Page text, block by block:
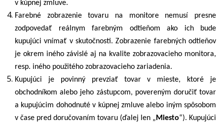
v kúpnej zmluve.
Farebné zobrazenie tovaru na monitore nemusí presne
zodpovedať reálnym farebným odtieňom ako ich bude
kupujúci vnímať v skutočnosti. Zobrazenie farebných odtieňov
je okrem iného závislé aj na kvalite zobrazovacieho monitora,
resp. iného použitého zobrazovacieho zariadenia.
Kupujúci je povinný prevziať tovar v mieste, ktoré je
obchodníkom alebo jeho zástupcom, povereným doručiť tovar
a kupujúcim dohodnuté v kúpnej zmluvealebo iným spôsobom
v čase pred doručovaním tovaru (ďalej len „Miesto“). Kupujúci